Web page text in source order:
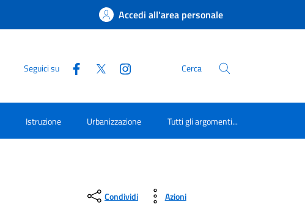
Accedi all'area personale
Seguici su Cerca
Istruzione Urbanizzazione Tutti gli argomenti...
Condividi Azioni